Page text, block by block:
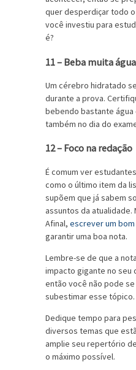
quer desperdiçar todo
você investiu para
é?
11 – Beba muita água
Um cérebro hidratado
durante a prova.
bebendo bastante água
também no dia do
12 – Foco na redação
É comum ver
como o último item da
supõem que já sabem
assuntos da
Afinal, escrever um
garantir uma boa nota.
Lembre-se de que a
impacto gigante no seu
então você não pode
subestimar esse tópico.
Dedique tempo para
diversos temas que
amplie seu repertório
o máximo possível.